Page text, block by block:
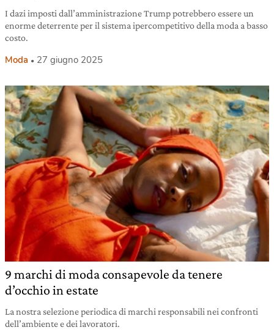
I dazi imposti dall’amministrazione Trump potrebbero essere un
enorme deterrente per il sistema ipercompetitivo della moda a basso
costo.
Moda 27 giugno 2025
9 marchi di moda consapevole da tenere
d’occhio in estate
La nostra selezione periodica di marchi responsabili nei confronti
dell’ambiente e dei lavoratori.